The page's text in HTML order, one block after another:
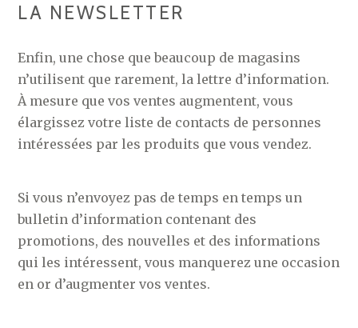
LA NEWSLETTER
Enfin, une chose que beaucoup de magasins
n’utilisent que rarement, la lettre d’information.
À mesure que vos ventes augmentent, vous
élargissez votre liste de contacts de personnes
intéressées par les produits que vous vendez.
Si vous n’envoyez pas de temps en temps un
bulletin d’information contenant des
promotions, des nouvelles et des informations
qui les intéressent, vous manquerez une occasion
en or d’augmenter vos ventes.